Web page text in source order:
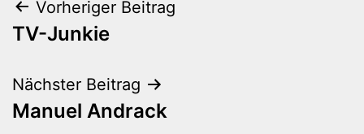
Beitragsnavigation
Vorheriger Beitrag
TV-Junkie
Nächster Beitrag
Manuel Andrack